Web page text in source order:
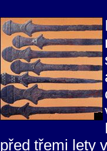
před třemi lety